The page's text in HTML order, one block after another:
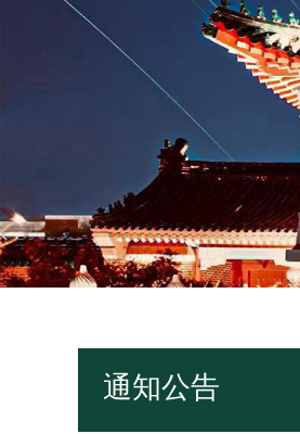
通知公告